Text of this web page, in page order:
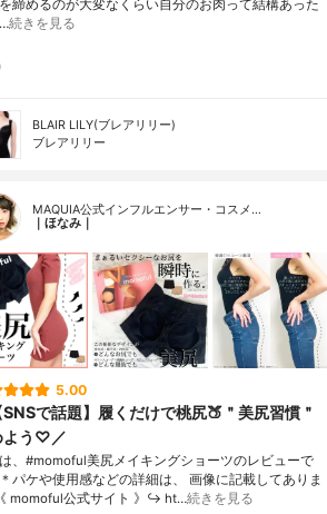
締めるのが大変なくらい自分のお肉って結構あった
続きを見る
BLAIR LILY(ブレアリリー)
ブレアリリー
MAQUIA公式インフルエンサー・コスメ…
｜ほなみ｜
5.00
SNSで話題】履くだけで桃尻🍑＂美尻習慣＂
よう♡／
、#momoful美尻メイキングショーツのレビューで
パケや使用感などの詳細は、 画像に記載してありま
momoful公式サイト 》↪︎ ht…続きを見る